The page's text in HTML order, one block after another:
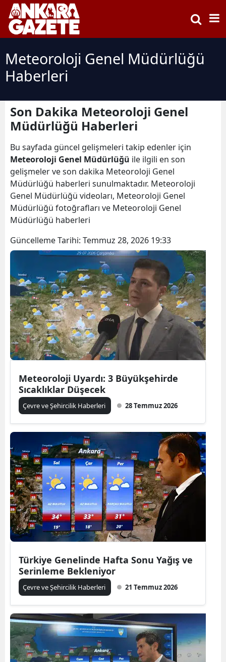
Meteoroloji Genel Müdürlüğü
Haberleri
Son Dakika Meteoroloji Genel
Müdürlüğü Haberleri
Bu sayfada güncel gelişmeleri takip edenler için
Meteoroloji Genel Müdürlüğü ile ilgili en son
gelişmeler ve son dakika Meteoroloji Genel
Müdürlüğü haberleri sunulmaktadır. Meteoroloji
Genel Müdürlüğü videoları, Meteoroloji Genel
Müdürlüğü fotoğrafları ve Meteoroloji Genel
Müdürlüğü haberleri
Güncelleme Tarihi: Temmuz 28, 2026 19:33
Meteoroloji Uyardı: 3 Büyükşehirde
Sıcaklıklar Düşecek
Çevre ve Şehircilik Haberleri 28 Temmuz 2026
Türkiye Genelinde Hafta Sonu Yağış ve
Serinleme Bekleniyor
Çevre ve Şehircilik Haberleri 21 Temmuz 2026